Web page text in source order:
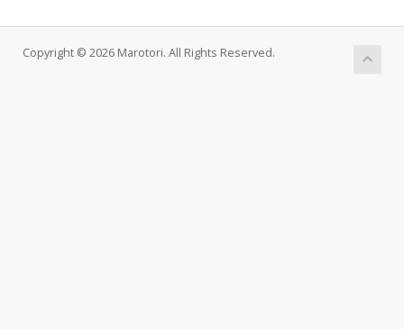
Copyright © 2026 Marotori. All Rights Reserved.